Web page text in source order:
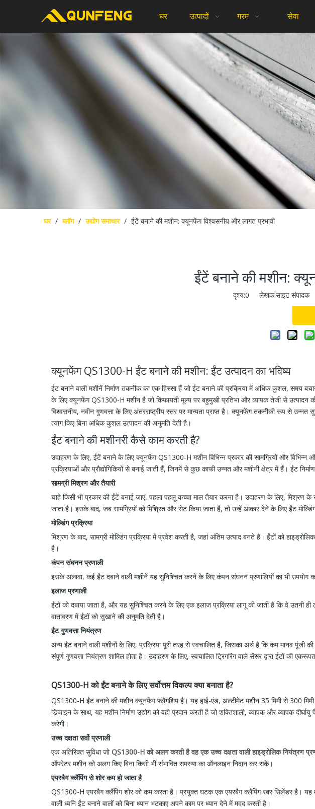
घर उत्पादों गरम सेवा
घर / ब्लॉग / उद्योग समाचार / ईंटें बनाने की मशीन: क्यूनफेंग विश्वसनीय और लागत प्रभावी
ईंटें बनाने की मशीन:
दृश्य:0 लेखक:साइट संपादक
क्यूनफेंग QS1300-H ईंट बनाने की मशीन: ईंट उत्पादन का भविष्य
ईंट बनाने वाली मशीनें निर्माण तकनीक का एक हिस्सा हैं जो ईंट बनाने की प्रक्रिया में अधिक कुशल, समय
के लिए क्यूनफेंग QS1300-H मशीन है जो किफायती मूल्य पर बहुमुखी प्रतिभा और व्यापक तेजी से उत्पादन
विश्वसनीय, नवीन गुणवत्ता के लिए अंतरराष्ट्रीय स्तर पर मान्यता प्राप्त है। क्यूनफेंग तकनीकी रूप से
त्याग किए बिना अधिक कुशल उत्पादन की अनुमति देती है।
ईंट बनाने की मशीनरी कैसे काम करती है?
उदाहरण के लिए, ईंटें बनाने के लिए क्यूनफेंग QS1300-H मशीन विभिन्न प्रकार की सामग्रियों और विभिन्न
प्रक्रियाओं और प्रौद्योगिकियों से बनाई जाती हैं, जिनमें से कुछ काफी उन्नत और मशीनी क्षेत्र में हैं। ईंट
सामग्री मिश्रण और तैयारी
चाहे किसी भी प्रकार की ईंटें बनाई जाएं, पहला पहलू कच्चा माल तैयार करना है। उदाहरण के लिए, मिश्रण
जाता है। इसके बाद, जब सामग्रियों को मिश्रित और सेट किया जाता है, तो उन्हें आकार देने के लिए ईंट
मोल्डिंग प्रक्रिया
मिश्रण के बाद, सामग्री मोल्डिंग प्रक्रिया में प्रवेश करती है, जहां अंतिम उत्पाद बनते हैं। ईंटों को
है।
कंपन संघनन प्रणाली
इसके अलावा, कई ईंट दबाने वाली मशीनें यह सुनिश्चित करने के लिए कंपन संघनन प्रणालियों का भी उपयोग
इलाज प्रणाली
ईंटों को दबाया जाता है, और यह सुनिश्चित करने के लिए एक इलाज प्रक्रिया लागू की जाती है कि वे उतनी
वातावरण में ईंटों को सुखाने की अनुमति देती है।
ईंट गुणवत्ता नियंत्रण
अन्य ईंट बनाने वाली मशीनों के लिए, प्रक्रिया पूरी तरह से स्वचालित है, जिसका अर्थ है कि कम मानव पूंजी
संपूर्ण गुणवत्ता नियंत्रण शामिल होता है। उदाहरण के लिए, स्वचालित ट्रिगरिंग वाले सेंसर द्वारा ईंटों की
QS1300-H को ईंट बनाने के लिए सर्वोत्तम विकल्प क्या बनाता है?
QS1300-H ईंट बनाने की मशीन क्यूनफेंग फ्लैगशिप है। यह हाई-एंड, अल्टीमेट मशीन 35 मिमी से 300
डिजाइन के साथ, यह मशीन निर्माण उद्योग को वही प्रदान करती है जो शक्तिशाली, व्यापक और व्यापक
करेगी।
उच्च दक्षता सर्वो प्रणाली
एक अतिरिक्त सुविधा जोQS1300-H को अलग करती है वह एक उच्च दक्षता वाली हाइड्रोलिक नियंत्रण
ऑपरेटर मशीन को अलग किए बिना किसी भी संभावित समस्या का ऑनलाइन निदान कर सके।
एयरबैग क्लैंपिंग से शोर कम हो जाता है
QS1300-H एयरबैग क्लैंपिंग शोर को कम करता है। प्रयुक्त घटक एक एयरबैग क्लैंपिंग रबर सिलेंडर है।
वाली ध्वनि ईंट बनाने वालों को बिना ध्यान भटकाए अपने काम पर ध्यान देने में मदद करती है।